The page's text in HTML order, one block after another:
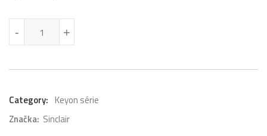
+
- +
-
Category: Keyon série
Značka: Sinclair